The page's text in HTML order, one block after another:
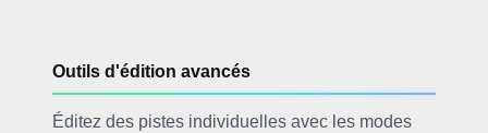
Outils d'édition avancés
Éditez des pistes individuelles avec les modes